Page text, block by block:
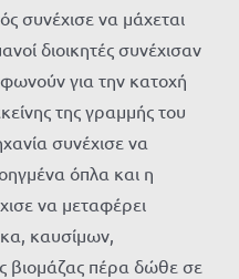
συνέχισε να μάχεται
διοικητές συνέχισαν
για την κατοχή
της γραμμής του
συνέχισε να
όπλα και η
να μεταφέρει
καυσίμων,
βιομάζας πέρα ​​δώθε σε